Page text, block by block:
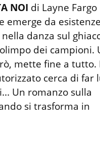
NOI di Layne Fargo
emerge da esistenze
danza sul
dei campioni.
mette fine a tutto.
cerca di far
Un romanzo sulla
si trasforma in